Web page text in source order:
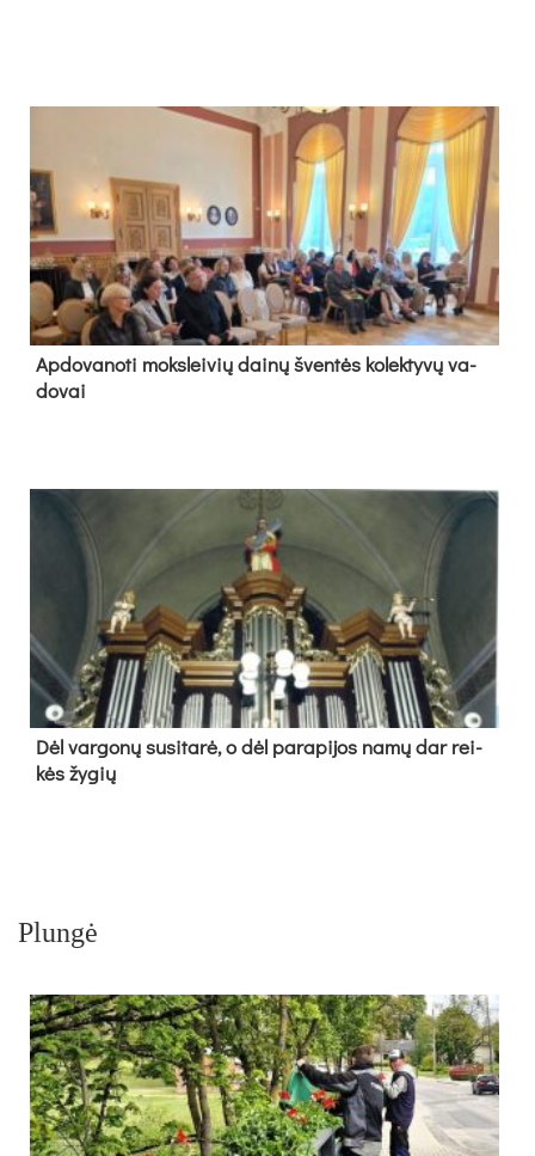
Ap­do­va­no­ti moks­lei­vių dai­nų šven­tės ko­lek­ty­vų va­
do­vai
Dėl var­go­nų su­si­ta­rė, o dėl pa­ra­pi­jos na­mų dar rei­
kės žy­gių
Plungė